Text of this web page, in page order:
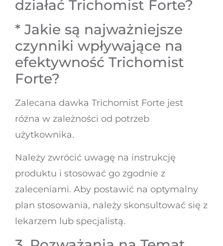
działać Trichomist Forte?
* Jakie są najważniejsze
czynniki wpływające na
efektywność Trichomist
Forte?
Zalecana dawka Trichomist Forte jest
różna w zależności od potrzeb
użytkownika.
Należy zwrócić uwagę na instrukcję
produktu i stosować go zgodnie z
zaleceniami. Aby postawić na optymalny
plan stosowania, należy skonsultować się z
lekarzem lub specjalistą.